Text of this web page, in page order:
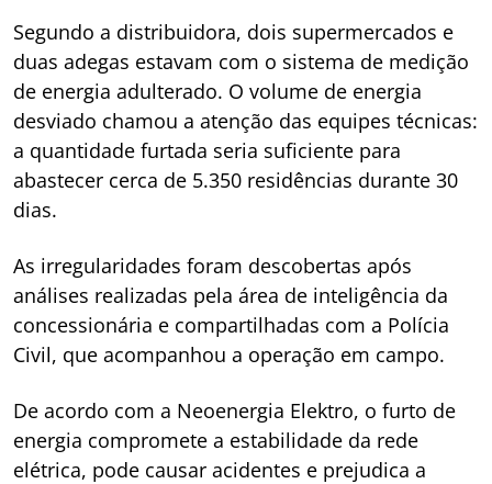
Segundo a distribuidora, dois supermercados e
duas adegas estavam com o sistema de medição
de energia adulterado. O volume de energia
desviado chamou a atenção das equipes técnicas:
a quantidade furtada seria suficiente para
abastecer cerca de 5.350 residências durante 30
dias.
As irregularidades foram descobertas após
análises realizadas pela área de inteligência da
concessionária e compartilhadas com a Polícia
Civil, que acompanhou a operação em campo.
De acordo com a Neoenergia Elektro, o furto de
energia compromete a estabilidade da rede
elétrica, pode causar acidentes e prejudica a